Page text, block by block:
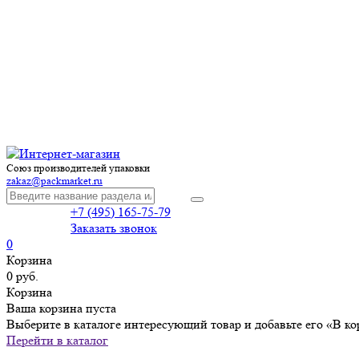
Союз производителей упаковки
zakaz@packmarket.ru
+7 (495) 165-75-79
Заказать звонок
0
Корзина
0 руб.
Корзина
Ваша корзина пуста
Выберите в каталоге интересующий товар и добавьте его «В
Перейти в каталог